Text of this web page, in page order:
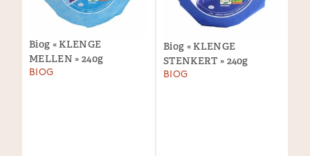
Biog « KLENGE
MELLEN » 240g
BIOG
Biog « KLENGE
STENKERT » 240g
BIOG